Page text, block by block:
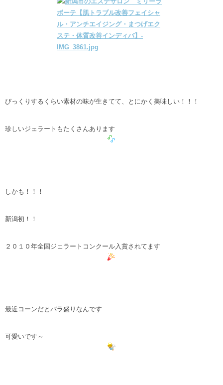
びっくりするくらい素材の味が生きてて、とにかく美味しい！！！
珍しいジェラートもたくさんあります
しかも！！！
新潟初！！
２０１０年全国ジェラートコンクール入賞されてます
最近コーンだとバラ盛りなんです
可愛いです～